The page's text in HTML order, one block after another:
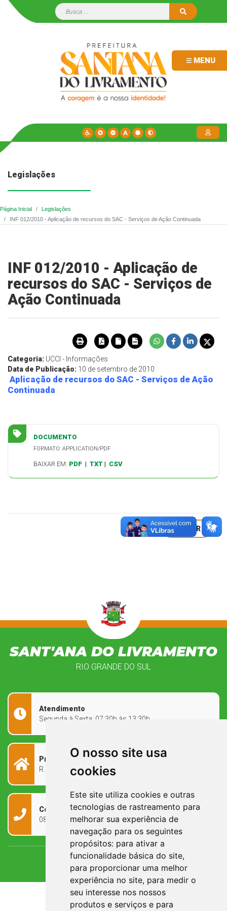
O nosso site usa
cookies
Este site utiliza cookies e outras
tecnologias de rastreamento para
melhorar sua experiência de
navegação para os seguintes
propósitos: para ativar a
funcionalidade básica do site,
para proporcionar uma melhor
experiência no site, para medir o
seu interesse nos nossos
produtos e serviços e para
MENU
Legislações
Página Inicial
Legislações
INF 012/2010 - Aplicação de recursos do SAC - Serviços de Ação Continuada
INF 012/2010 - Aplicação de
recursos do SAC - Serviços de
Ação Continuada
Categoria: UCCI - Informações
Data de Publicação: 10 de setembro de 2010
Aplicação de recursos do SAC - Serviços de Ação
Continuada
DOCUMENTO
FORMATO: APPLICATION/PDF
BAIXAR EM: PDF | TXT | CSV
VOLTAR
SANT'ANA DO LIVRAMENTO
RIO GRANDE DO SUL
Atendimento
Segunda à Sexta: 07:30h às 13:30h
Prefeitura Municipal
R. Rivadávia Corrêa, 858 - Centro - RS, 97573-010
Contato
0800 090 2050